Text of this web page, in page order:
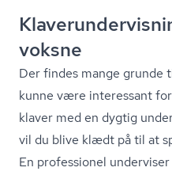
voksne
Der findes mange grunde
kunne være interessant
klaver med en dygtig
vil du blive klædt på til at
En professionel